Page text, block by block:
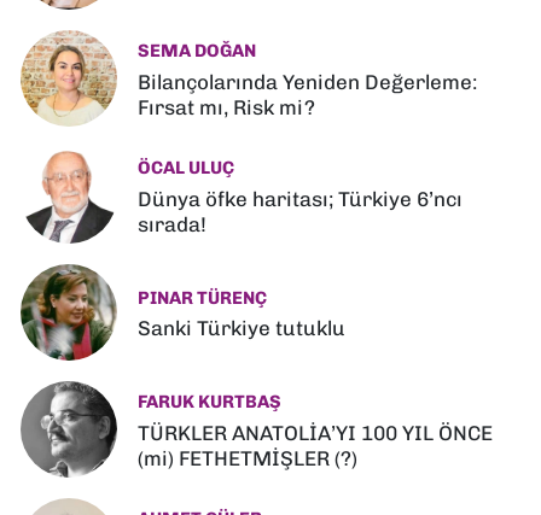
SEMA DOĞAN
Bilançolarında Yeniden Değerleme:
Fırsat mı, Risk mi?
ÖCAL ULUÇ
Dünya öfke haritası; Türkiye 6’ncı
sırada!
PINAR TÜRENÇ
Sanki Türkiye tutuklu
FARUK KURTBAŞ
TÜRKLER ANATOLİA’YI 100 YIL ÖNCE
(mi) FETHETMİŞLER (?)